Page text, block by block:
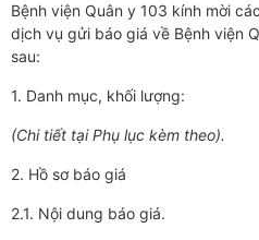
Bệnh viện Quân y 103 kính mời
dịch vụ gửi báo giá về Bệnh viện
sau:
1. Danh mục, khối lượng:
(Chi tiết tại Phụ lục kèm theo).
2. Hồ sơ báo giá
2.1. Nội dung báo giá.